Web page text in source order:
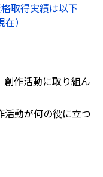
取得実績は以下
）
創作活動に取り組ん
活動が何の役に立つ